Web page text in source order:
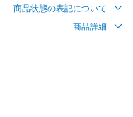
商品状態の表記について
商品詳細